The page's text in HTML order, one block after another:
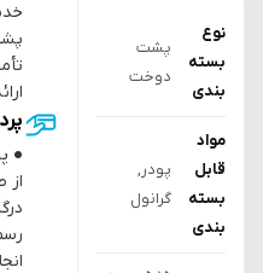
نوع
بسته
بندی
پشت
دوخت
مواد
قابل
بسته
بندی
پودر,
گرانول
●
از